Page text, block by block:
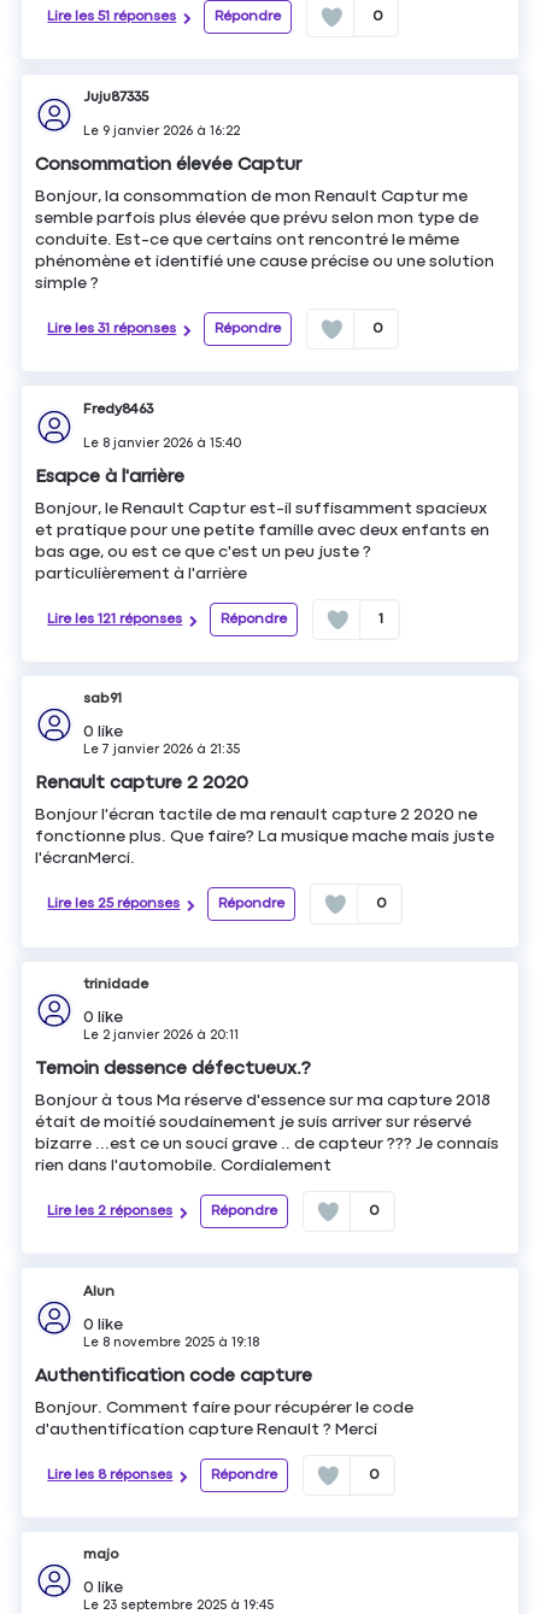
Lire les 51 réponses Répondre 0
Juju87335
Le 9 janvier 2026 à16:22
Consommation élevée Captur
Bonjour, la consommation de mon Renault Captur me
semble parfois plus élevée que prévu selon mon type de
conduite. Est-ce que certains ont rencontré le même
phénomène et identifié une cause précise ou une solution
simple ?
Lire les 31 réponses Répondre 0
Fredy8463
Le 8 janvier 2026 à15:40
Esapce à l'arrière
Bonjour, le Renault Captur est-il suffisamment spacieux
et pratique pour une petite famille avec deux enfants en
bas age, ou est ce que c'est un peu juste ?
particulièrement à l'arrière
Lire les 121 réponses Répondre 1
sab91
0 like
Le7 janvier 2026 à 21:35
Renault capture 2 2020
Bonjour l'écran tactile de ma renault capture 2 2020 ne
fonctionne plus. Que faire? La musique mache mais juste
l'écranMerci.
Lire les 25 réponses Répondre 0
trinidade
0 like
Le 2 janvier 2026 à 20:11
Temoin dessence défectueux.?
Bonjour à tous Ma réserve d'essence sur ma capture 2018
était de moitié soudainement je suis arriver sur réservé
bizarre ...est ce un souci grave .. de capteur ??? Je connais
rien dans l'automobile. Cordialement
Lire les 2 réponses Répondre 0
Alun
0 like
Le 8 novembre 2025 à19:18
Authentification code capture
Bonjour. Comment faire pour récupérer le code
d'authentification capture Renault ? Merci
Lire les 8 réponses Répondre 0
majo
0 like
Le 23 septembre 2025 à19:45